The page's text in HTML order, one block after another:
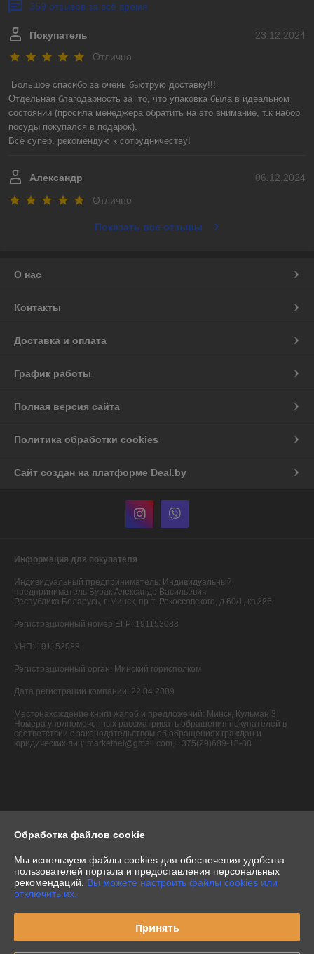
359 отзывов за всё время
23.12.2024
Покупатель
Отлично
Большое спасибо за очень быструю доставку!!!
Отдельная благодарность за  то, что упаковка была в идеальном
состоянии (просила менеджера обратить на это внимание, т.к набор
посуды покупался в подарок).
Всё супер, рекомендую к сотрудничеству!
06.12.2024
Александр
Отлично
Показать все отзывы
О нас
Контакты
Доставка и оплата
График работы
Полная версия сайта
Политика обработки cookies
Сайт создан на платформе Deal.by
Информация для покупателя
Индивидуальный предприниматель: Индивидуальный
предприниматель Бурак Александр Васильевич
Республика Беларусь, г. Минск, пр-т. Рокоссовского, д.60/1, кв.386
Регистрационный номер ЕГР: 191153088
УНП: 191153088
Регистрационный орган: Минский горисполком
Дата регистрации компании: 22.04.2009
Местонахождение книги жалоб и предложений: Минск, Кульман 3
Номера уполномоченных рассматривать обращения покупателей в
соответствии с законодательством об обращениях граждан и
юридических лиц: marketbel@gmail.com, +375(29)689-18-88
Обработка файлов cookie
Мы используем файлы cookies для обеспечения удобства
пользователей портала и предоставления персональных
рекомендаций. Вы можете настроить файлы cookies или
отключить их.
Принять